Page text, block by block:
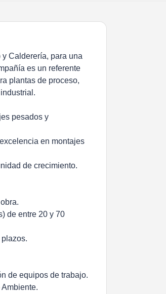
Calderería, para una
es un referente
plantas de proceso,
pesados y
en montajes
de crecimiento.
de entre 20 y 70
de equipos de trabajo.